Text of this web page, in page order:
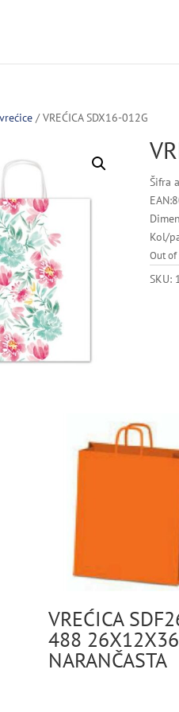
/ VREĆICA SDX16-012G
Šifra
Kol/
Out of
SKU:
VREĆICA
488
NARANČASTA